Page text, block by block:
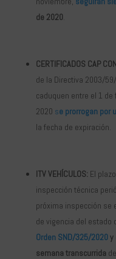
de 2020.
CERTIFICADOS CAP
de la Directiva 2003/
caduquen entre el 1
2020 se prorrogan por
la fecha de expiración.
ITV VEHÍCULOS: El
inspección técnica
próxima inspección se
de vigencia del estado
Orden SND/325/2020y
semana transcurrida